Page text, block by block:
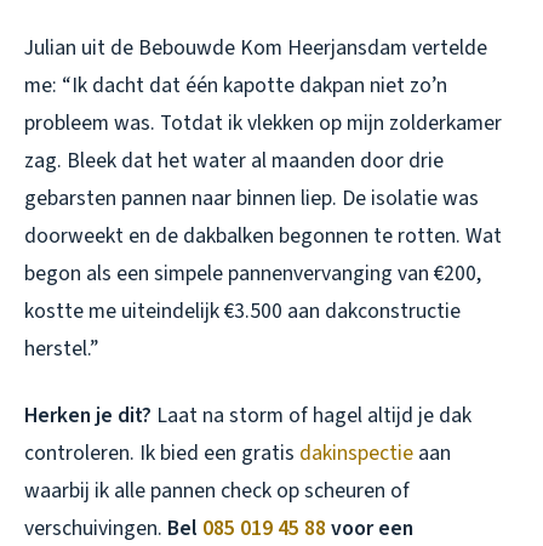
Julian uit de Bebouwde Kom Heerjansdam vertelde
me: “Ik dacht dat één kapotte dakpan niet zo’n
probleem was. Totdat ik vlekken op mijn zolderkamer
zag. Bleek dat het water al maanden door drie
gebarsten pannen naar binnen liep. De isolatie was
doorweekt en de dakbalken begonnen te rotten. Wat
begon als een simpele pannenvervanging van €200,
kostte me uiteindelijk €3.500 aan dakconstructie
herstel.”
Herken je dit? Laat na storm of hagel altijd je dak
controleren. Ik bied een gratis dakinspectie aan
waarbij ik alle pannen check op scheuren of
verschuivingen. Bel 085 019 45 88 voor een